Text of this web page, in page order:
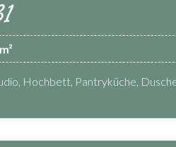
Hochbett, Pantryküche,